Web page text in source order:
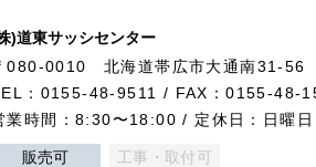
)道東サッシセンター
080-0010 北海道帯広市大通南31-56
：0155-48-9511 / FAX：0155-48-
業時間：8:30〜18:00 / 定休日：日曜日
販売可 工事・取付可